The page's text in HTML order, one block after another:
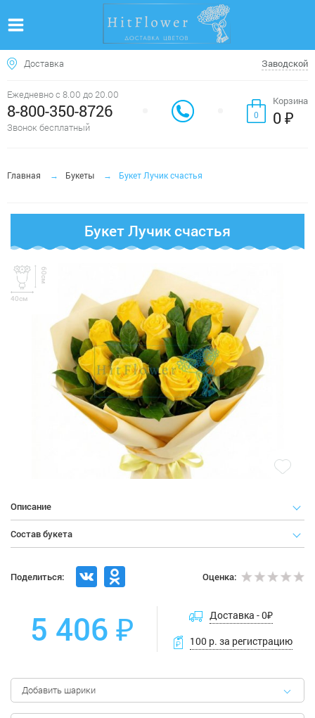
Доставка Заводской
Ежедневно с 8.00 до 20.00
8-800-350-8726
Звонок бесплатный
0
Корзина
0 ₽
Главная Букеты Букет Лучик счастья
Букет Лучик счастья
40см
60см
Описание
Состав букета
Поделиться: Оценка:
5 406 ₽ Доставка -0₽
100 р. за регистрацию
Добавить шарики